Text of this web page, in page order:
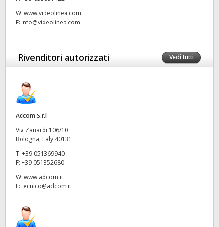
United Kingdom
W: www.videolinea.com
E: info@videolinea.com
Rivenditori autorizzati Vedi tutti
Adcom S.r.l
Via Zanardi 106/10
Bologna, Italy 40131
T: +39 051369940
F: +39 051352680
W: www.adcom.it
E: tecnico@adcom.it